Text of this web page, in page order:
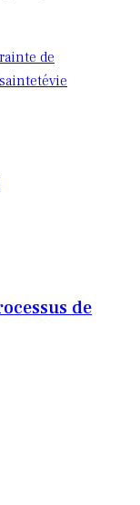
de
saintetévie
de